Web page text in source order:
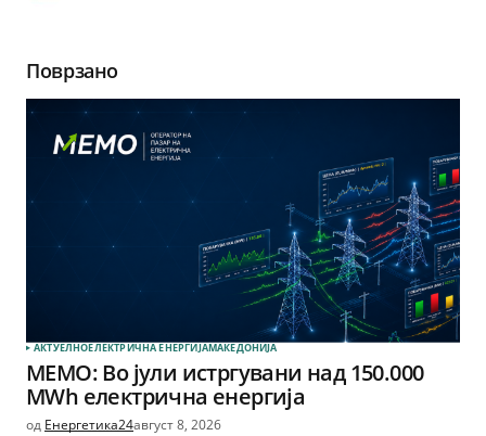
Поврзано
АКТУЕЛНОЕЛЕКТРИЧНА ЕНЕРГИЈАМАКЕДОНИЈА
МЕМО: Во јули истргувани над 150.000
MWh електрична енергија
од Енергетика24август 8, 2026